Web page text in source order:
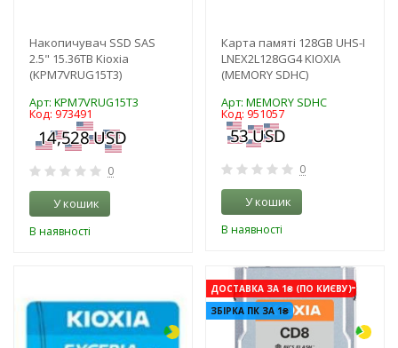
Накопичувач SSD SAS
2.5" 15.36TB Kioxia
(KPM7VRUG15T3)
Арт: KPM7VRUG15T3
Код: 973491
0
У кошик
В наявності
Карта памяті 128GB UHS-I
LNEX2L128GG4 KIOXIA
(MEMORY SDHC)
Арт: MEMORY SDHC
Код: 951057
0
У кошик
В наявності
ДОСТАВКА ЗА 1₴ (ПО КИЄВУ)
ЗБІРКА ПК ЗА 1₴
-3%